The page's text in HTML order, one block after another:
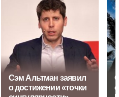
Сэм Альтман заявил
о достижении «точки